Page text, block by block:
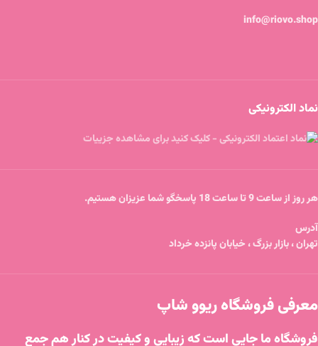
info@riovo.shop
نماد الکترونیکی
هر روز از ساعت 9 تا ساعت 18 پاسخگو شما عزیزان هستیم.
آدرس
تهران ، بازار بزرگ ، خیابان پانزده خرداد
معرفی فروشگاه ریوو شاپ
فروشگاه ما جایی است که زیبایی و کیفیت در کنار هم جمع